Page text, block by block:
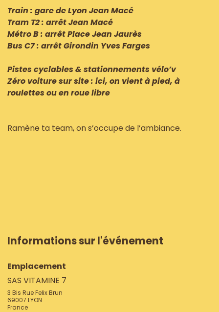
Train : gare de Lyon Jean Macé
Tram T2 : arrêt Jean Macé
Métro B : arrêt Place Jean Jaurès
Bus C7 : arrêt Girondin Yves Farges
Pistes cyclables & stationnements vélo’v
Zéro voiture sur site : ici, on vient à pied, à
roulettes ou en roue libre
Ramène ta team, on s’occupe de l’ambiance.
Informations sur l'événement
Emplacement
SAS VITAMINE 7
3 Bis Rue Felix Brun
69007 LYON
France